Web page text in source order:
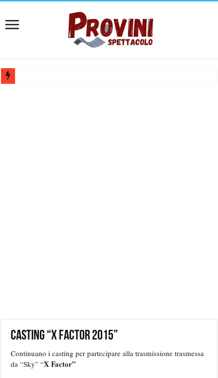
Casting “X Factor 2015”
Continuano i casting per partecipare alla trasmissione trasmessa
da “Sky” “X Factor”